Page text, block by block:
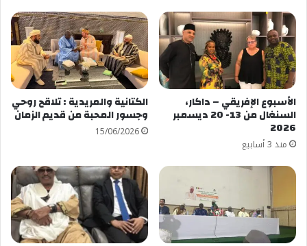
الأسبوع الإفريقي – داكار،
السنغال من 13- 20 ديسمبر
2026
منذ 3 أسابيع
الكتانية والمريدية : تلاقح روحي
وجسور المحبة من قديم الزمان
15/06/2026